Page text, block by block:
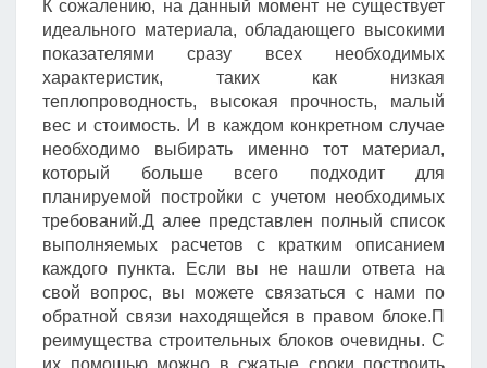
К сожалению, на данный момент не существует
идеального материала, обладающего высокими
показателями сразу всех необходимых
характеристик, таких как низкая
теплопроводность, высокая прочность, малый
вес и стоимость. И в каждом конкретном случае
необходимо выбирать именно тот материал,
который больше всего подходит для
планируемой постройки с учетом необходимых
требований.Д алее представлен полный список
выполняемых расчетов с кратким описанием
каждого пункта. Если вы не нашли ответа на
свой вопрос, вы можете связаться с нами по
обратной связи находящейся в правом блоке.П
реимущества строительных блоков очевидны. С
их помощью можно в сжатые сроки построить